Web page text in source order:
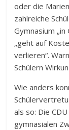
oder die
zahlreiche
Gymnasium „in
„geht auf
verlieren“.
Schülern
Wie anders
als so: Die
gymnasialen